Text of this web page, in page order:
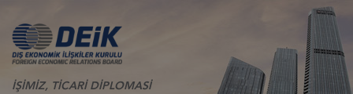
İŞİMİZ, TİCARİ DİPLOMASİ